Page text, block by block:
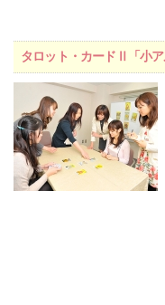
タロット・カードⅡ「小